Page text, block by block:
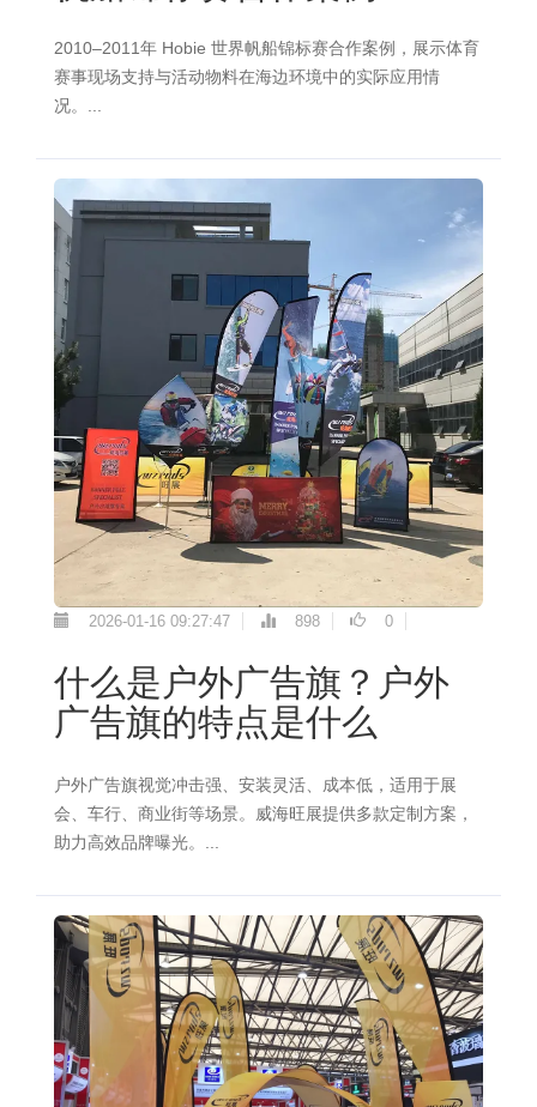
2010–2011年 Hobie 世界帆船锦标赛合作案例，展示体育
赛事现场支持与活动物料在海边环境中的实际应用情
况。...
2026-01-16 09:27:47 898 0
什么是户外广告旗？户外
广告旗的特点是什么
户外广告旗视觉冲击强、安装灵活、成本低，适用于展
会、车行、商业街等场景。威海旺展提供多款定制方案，
助力高效品牌曝光。...